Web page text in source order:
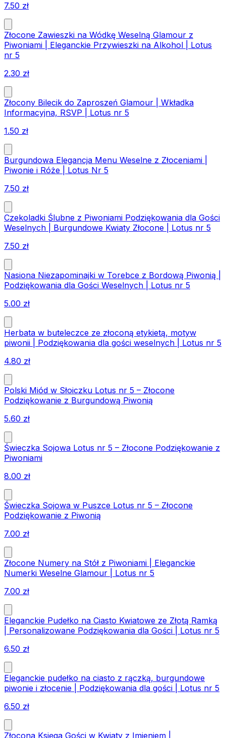
7.50 zł
Złocone Zawieszki na Wódkę Weselną Glamour z
Piwoniami | Eleganckie Przywieszki na Alkohol | Lotus
nr 5
2.30 zł
Złocony Bilecik do Zaproszeń Glamour | Wkładka
Informacyjna, RSVP | Lotus nr 5
1.50 zł
Burgundowa Elegancja Menu Weselne z Złoceniami |
Piwonie i Róże | Lotus Nr 5
7.50 zł
Czekoladki Ślubne z Piwoniami Podziękowania dla Gości
Weselnych | Burgundowe Kwiaty Złocone | Lotus nr 5
7.50 zł
Nasiona Niezapominajki w Torebce z Bordową Piwonią |
Podziękowania dla Gości Weselnych | Lotus nr 5
5.00 zł
Herbata w buteleczce ze złoconą etykietą, motyw
piwonii | Podziękowania dla gości weselnych | Lotus nr 5
4.80 zł
Polski Miód w Słoiczku Lotus nr 5 – Złocone
Podziękowanie z Burgundową Piwonią
5.60 zł
Świeczka Sojowa Lotus nr 5 – Złocone Podziękowanie z
Piwoniami
8.00 zł
Świeczka Sojowa w Puszce Lotus nr 5 – Złocone
Podziękowanie z Piwonią
7.00 zł
Złocone Numery na Stół z Piwoniami | Eleganckie
Numerki Weselne Glamour | Lotus nr 5
7.00 zł
Eleganckie Pudełko na Ciasto Kwiatowe ze Złotą Ramką
| Personalizowane Podziękowania dla Gości | Lotus nr 5
6.50 zł
Eleganckie pudełko na ciasto z rączką, burgundowe
piwonie i złocenie | Podziękowania dla gości | Lotus nr 5
6.50 zł
Złocona Księga Gości w Kwiaty z Imieniem |